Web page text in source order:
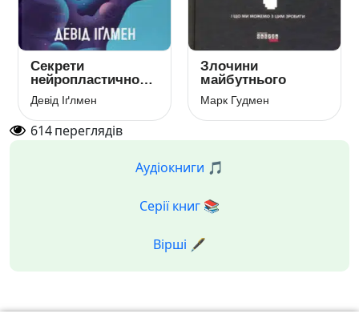
Секрети
нейропластичності.
Як мозок
адаптується до
нових викликів
Девід Іґлмен
Злочини
майбутнього
Марк Гудмен
614переглядів
Аудіокниги 🎵
Серії книг 📚
Вірші 🖋️